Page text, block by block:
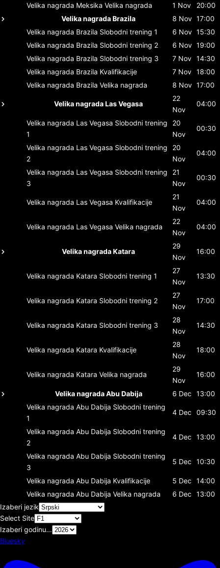
Velika nagrada Meksika Velika nagrada 1 Nov
20:00
Velika nagrada Brazila
8 Nov 17:00
Velika nagrada Brazila Slobodni trening 1 6 Nov 15:30
Velika nagrada Brazila Slobodni trening 2 6 Nov 19:00
Velika nagrada Brazila Slobodni trening 3 7 Nov 14:30
Velika nagrada Brazila Kvalifikacije 7 Nov 18:00
Velika nagrada Brazila Velika nagrada 8 Nov 17:00
Velika nagrada Las Vegasa
22
Nov
04:00
Velika nagrada Las Vegasa Slobodni trening
1
20
Nov
00:30
Velika nagrada Las Vegasa Slobodni trening
2
20
Nov
04:00
Velika nagrada Las Vegasa Slobodni trening
3
21
Nov
00:30
Velika nagrada Las Vegasa Kvalifikacije
21
Nov
04:00
Velika nagrada Las Vegasa Velika nagrada
22
Nov
04:00
Velika nagrada Katara
29
Nov
16:00
Velika nagrada Katara Slobodni trening 1
27
Nov
13:30
Velika nagrada Katara Slobodni trening 2
27
Nov
17:00
Velika nagrada Katara Slobodni trening 3
28
Nov
14:30
Velika nagrada Katara Kvalifikacije
28
Nov
18:00
Velika nagrada Katara Velika nagrada
29
Nov
16:00
Velika nagrada Abu Dabija 6 Dec
13:00
Velika nagrada Abu Dabija Slobodni trening
1
4 Dec 09:30
Velika nagrada Abu Dabija Slobodni trening
2
4 Dec 13:00
Velika nagrada Abu Dabija Slobodni trening
3
5 Dec 10:30
Velika nagrada Abu Dabija Kvalifikacije 5 Dec
14:00
Velika nagrada Abu Dabija Velika nagrada 6 Dec
13:00
Izaberi jezik
Select Site
Izaberi godinu…
Bluesky